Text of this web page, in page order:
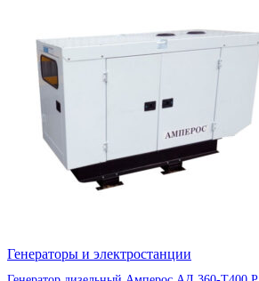
Генераторы и электростанции